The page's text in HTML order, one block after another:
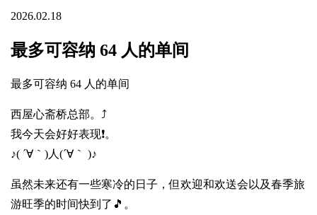
2026.02.18
最多可容纳 64 人的单间
最多可容纳 64 人的单间
西屋心斋桥总部。⤴️
我今天会好好表现❗。
♪( ´∀｀)人(´∀｀ )♪
虽然未来还有一些寒冷的日子，但欢迎和欢送会以及春季旅
游旺季的时间快到了🎵。